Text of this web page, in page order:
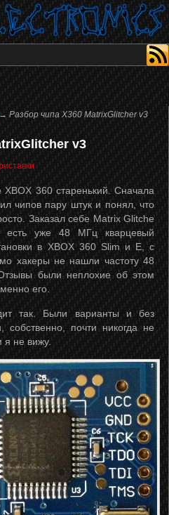
→ Разбор чипа X360 MatrixGlitcher v3
v3
360 старенький. Сначала
чипов пару штук и понял, что
Заказал себе Matrix Glitche
уже 48 МГц кварцевый
в XBOX 360 Slim и Е, с
хакеры не нашли частоту 48
были неплохие об этом
его.
так. Были варианты и без
собственно, почти никогда не
я не вижу.